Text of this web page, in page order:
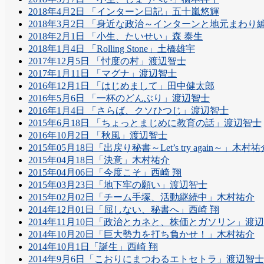
2018年4月2日 「インターン日記」五十嵐悠輝
2018年3月2日 「身近な政治～インターンと地元まわり
2018年2月1日 「小生、たいせい」森 泰生
2018年1月4日 「Rolling Stone」土橋雄宇
2017年12月5日 「忖度の村」渡辺智士
2017年1月11日 「マグナ」渡辺智士
2016年12月1日 「はじめまして」田中健太郎
2016年5月6日 「一杯のどんぶり」渡辺智士
2016年1月4日 「さらば、クソひつじ」渡辺智士
2015年6月18日 「ちょっとまじめに教育の話」渡辺智士
2016年10月2日 「秋風」渡辺智士
2015年05月18日「出戻り秘書～Let’s try again～」木村祐
2015年04月18日「決意」木村祐介
2015年04月06日「今度こそ」西崎 翔
2015年03月23日「地下牢の願い」渡辺智士
2015年02月02日「チーム手塚、活動継続中」木村祐介
2014年12月01日「屈しない、秘書へ」西崎 翔
2014年11月10日「政治とカネと、株価とガソリン」渡
2014年10月20日「巨大勢力を打ち負かせ！」木村祐介
2014年10月1日「誕生」西崎 翔
2014年9月6日「こおりにまつわるエトセトラ」渡辺智士